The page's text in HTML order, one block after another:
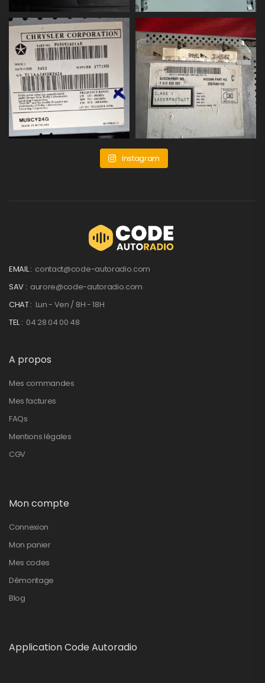
Instagram
EMAIL : contact@code-autoradio.com
SAV : aurore@code-autoradio.com
CHAT : Lun - Ven / 8H - 18H
TEL : 04 28 04 00 48
A propos
Mes commandes
Mes factures
FAQs
Mentions légales
CGV
Mon compte
Connexion
Mon panier
Mes codes
Démontage
Blog
Application Code Autoradio